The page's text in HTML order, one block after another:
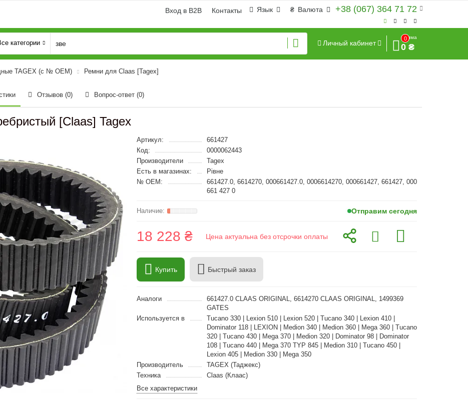
+38 (067) 364 71 72
₴ Валюта
Язык
Вход в B2B Контакты
категории Личный кабинет
0
Сумма
0 ₴
TAGEX (с № OEM) Ремни для Claas [Tagex]
Отзывов (0) Вопрос-ответ (0)
[Claas] Tagex
Артикул:
661427
Код:
0000062443
Производители
Tagex
Есть в магазинах:
Рівне
№ OEM:
661427.0, 6614270, 000661427.0, 0006614270, 000661427, 661427, 000
661 427 0
Отправим сегодня
18 228 ₴ Цена актуальна без отсрочки оплаты
Купить Быстрый заказ
Аналоги
661427.0 CLAAS ORIGINAL, 6614270 CLAAS ORIGINAL, 1499369
GATES
Используется в
Tucano 330 | Lexion 510 | Lexion 520 | Tucano 340 | Lexion 410 |
Dominator 118 | LEXION | Medion 340 | Medion 360 | Mega 360 | Tucano
320 | Tucano 430 | Mega 370 | Medion 320 | Dominator 98 | Dominator
108 | Tucano 440 | Mega 370 TYP 845 | Medion 310 | Tucano 450 |
Lexion 405 | Medion 330 | Mega 350
Производитель
TAGEX (Таджекс)
Техника
Claas (Клаас)
Все характеристики